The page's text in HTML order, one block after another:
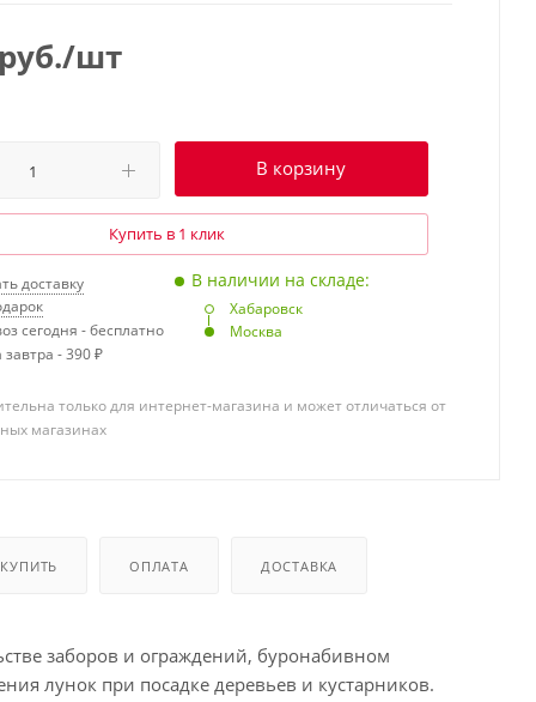
/шт
В корзину
Купить в 1 клик
доставку
сегодня - бесплатно
завтра - 390 ₽
В наличии на складе:
Хабаровск
Москва
только для интернет-магазина и может отличаться от
магазинах
ОПЛАТА ДОСТАВКА
заборов и ограждений, буронабивном
лунок при посадке деревьев и кустарников.